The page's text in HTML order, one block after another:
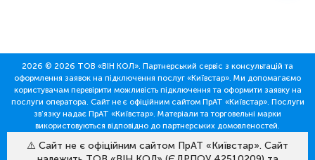
2026 © 2026 ТОВ «ВІН КОЛ». Партнерський сервіс з консультацій та
оформлення заявок на підключення послуг «Київстар». Ми допомагаємо
користувачам перевірити можливість підключення та оформити заявку на
послуги оператора. Сайт не є офіційним сайтом ПрАТ «Київстар». Послуги
зв’язку надає ПрАТ «Київстар». Матеріали та торговельні марки
використовуються відповідно до партнерських домовленостей.
⚠️ Сайт не є офіційним сайтом ПрАТ «Київстар». Сайт